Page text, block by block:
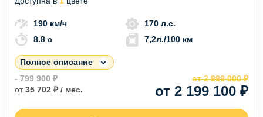
190 км/ч
170 л.с.
8.8 c
7,2л./100 км
Полное описание
- 799 900 ₽
от35 702 ₽ / мес. от 2 199 100 ₽
от 2 999 000 ₽